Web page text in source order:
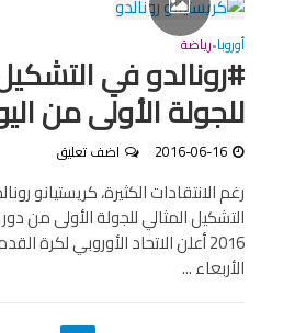
أوروبا•رياضة
#رونالدو في
للجولة الأولى من
2016-06-16 اضف تعليق
رغم الانتقادات الكثيرة، كريستيانو
التشكيل المثالي للجولة الأولى من
2016 أعلن الاتحاد الأوروبي لكرة
الأربعاء ...